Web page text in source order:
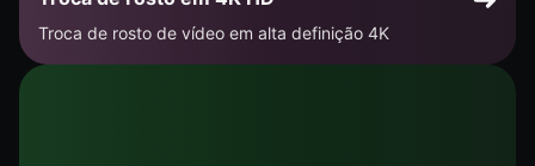
Troca de rosto de vídeo em alta definição 4K